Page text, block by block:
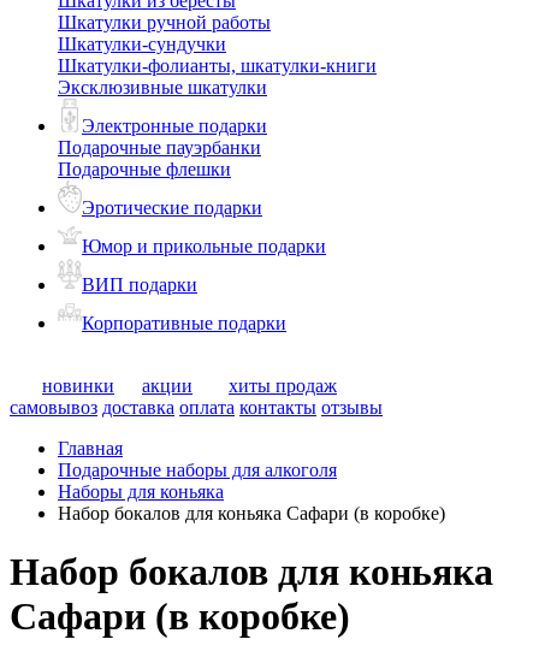
Шкатулки ручной работы
Шкатулки-сундучки
Шкатулки-фолианты, шкатулки-книги
Эксклюзивные шкатулки
Электронные подарки
Подарочные пауэрбанки
Подарочные флешки
Эротические подарки
Юмор и прикольные подарки
ВИП подарки
Корпоративные подарки
новинки акции
хиты продаж
самовывоз доставка оплата контакты отзывы
Главная
Подарочные наборы для алкоголя
Наборы для коньяка
Набор бокалов для коньяка Сафари (в коробке)
Набор бокалов для коньяка
Сафари (в коробке)